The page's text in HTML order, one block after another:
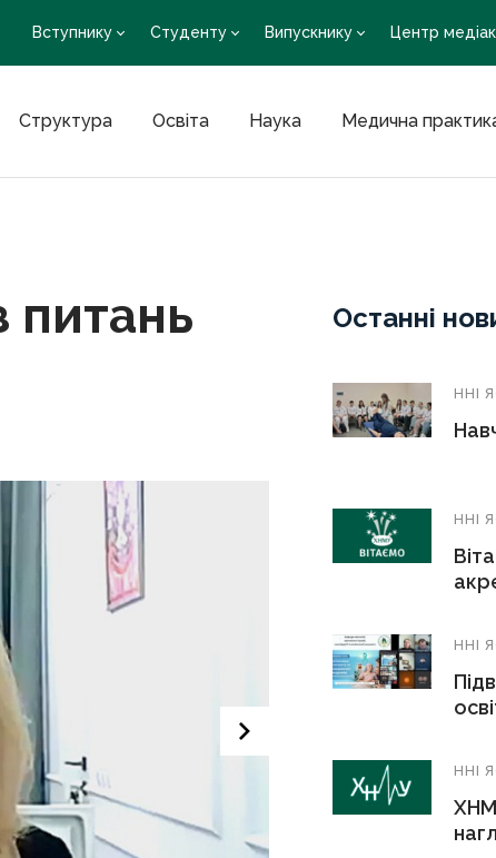
Вступнику Студенту Випускнику Центр
Структура Освіта Наука Медична
питань
Останні
ННІ
ННІ
ННІ
ННІ